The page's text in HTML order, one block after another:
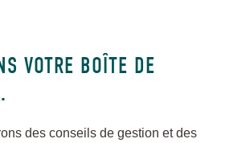
VOTRE BOÎTE DE
des conseils de gestion et des